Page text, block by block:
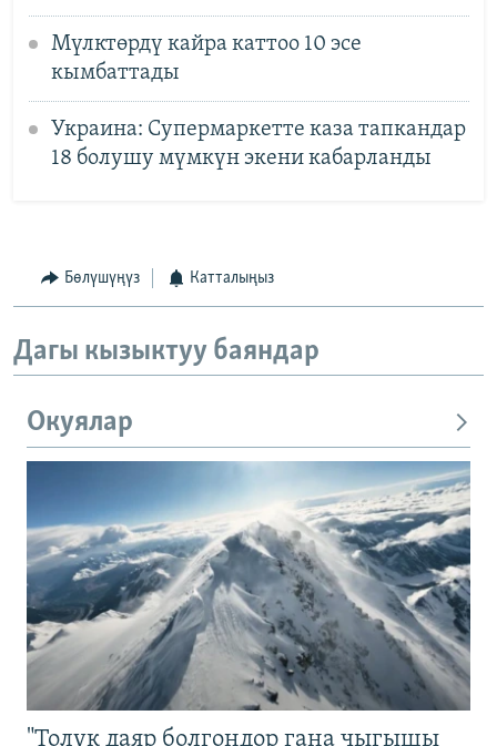
Мүлктөрдү кайра каттоо 10 эсе
кымбаттады
Украина: Супермаркетте каза тапкандар
18 болушу мүмкүн экени кабарланды
Бөлүшүңүз Катталыңыз
Дагы кызыктуу баяндар
Окуялар
"Толук даяр болгондор гана чыгышы